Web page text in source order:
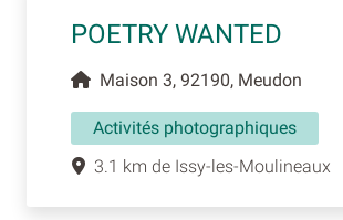
POETRY WANTED
Maison 3, 92190, Meudon
Activités photographiques
3.1 km de Issy-les-Moulineaux